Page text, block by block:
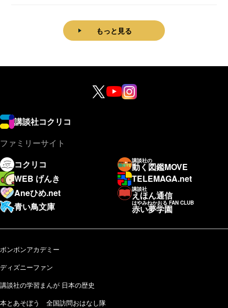
もっと見る
講談社コクリコ
ファミリーサイト
コクリコ
講談社の
動く図鑑MOVE
WEB げんき
TELEMAGA.net
Aneひめ.net
講談社
えほん通信
青い鳥文庫
はやみねかおる FAN CLUB
赤い夢学園
ボンボンアカデミー
ディズニーファン
講談社の学習まんが 日本の歴史
本とあそぼう 全国訪問おはなし隊